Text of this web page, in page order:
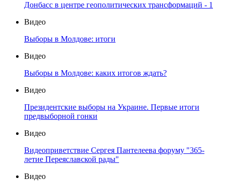
Донбасс в центре геополитических трансформаций - 1
Видео
Выборы в Молдове: итоги
Видео
Выборы в Молдове: каких итогов ждать?
Видео
Президентские выборы на Украине. Первые итоги
предвыборной гонки
Видео
Видеоприветствие Сергея Пантелеева форуму "365-
летие Переяславской рады"
Видео